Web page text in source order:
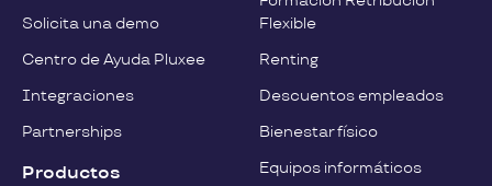
Solicita una demo
Centro de Ayuda Pluxee
Integraciones
Partnerships
Productos
Flexible
Renting
Descuentos empleados
Bienestar físico
Equipos informáticos